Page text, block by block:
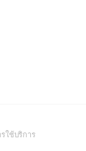
ใช้บริการ(Open